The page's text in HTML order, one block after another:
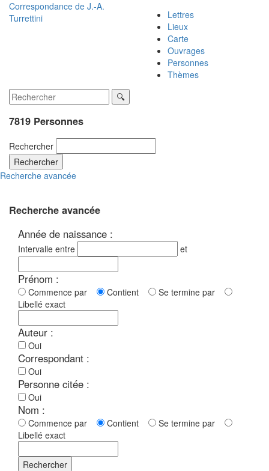
Correspondance de J.-A.
Turrettini
Lettres
Lieux
Carte
Ouvrages
Personnes
Thèmes
7819 Personnes
Rechercher
Rechercher
Recherche avancée
Recherche avancée
Année de naissance :
Intervalle entre et
Prénom :
Commence par Contient
Se termine par
Libellé exact
Auteur :
Oui
Correspondant :
Oui
Personne citée :
Oui
Nom :
Commence par Contient
Se termine par
Libellé exact
Rechercher